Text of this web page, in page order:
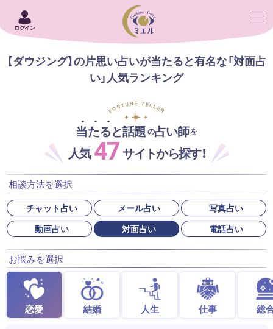
ログイン
【ダウジング】の片思い占いが当たると有名な「対面占
い」人気ランキング
当たると話題の占い師を
人気47サイトから探す！
相談方法を選択
チャット占い メール占い
写真占い
動画占い
対面占い 電話占い
お悩みを選択
恋愛 結婚 人生 仕事 総